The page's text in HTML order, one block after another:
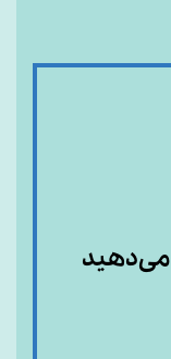
می‌دهید